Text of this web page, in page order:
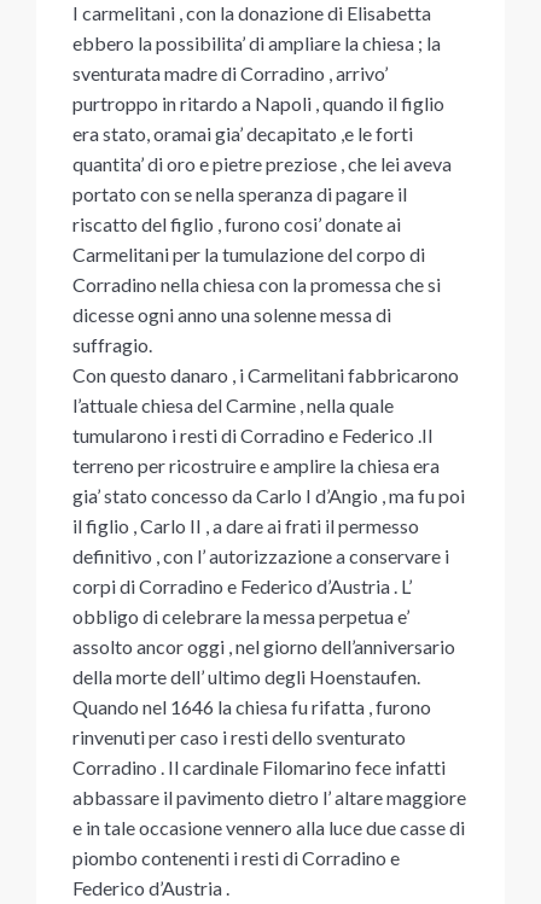
I carmelitani , con la donazione di Elisabetta
ebbero la possibilita’ di ampliare la chiesa ; la
sventurata madre di Corradino , arrivo’
purtroppo in ritardo a Napoli , quando il figlio
era stato, oramai gia’ decapitato ,e le forti
quantita’ di oro e pietre preziose , che lei aveva
portato con se nella speranza di pagare il
riscatto del figlio , furono cosi’ donate ai
Carmelitani per la tumulazione del corpo di
Corradino nella chiesa con la promessa che si
dicesse ogni anno una solenne messa di
suffragio.
Con questo danaro , i Carmelitani fabbricarono
l’attuale chiesa del Carmine , nella quale
tumularono i resti di Corradino e Federico .Il
terreno per ricostruire e amplire la chiesa era
gia’ stato concesso da Carlo I d’Angio , ma fu poi
il figlio , Carlo II , a dare ai frati il permesso
definitivo , con l’ autorizzazione a conservare i
corpi di Corradino e Federico d’Austria . L’
obbligo di celebrare la messa perpetua e’
assolto ancor oggi , nel giorno dell’anniversario
della morte dell’ ultimo degli Hoenstaufen.
Quando nel 1646 la chiesa fu rifatta , furono
rinvenuti per caso i resti dello sventurato
Corradino . Il cardinale Filomarino fece infatti
abbassare il pavimento dietro l’ altare maggiore
e in tale occasione vennero alla luce due casse di
piombo contenenti i resti di Corradino e
Federico d’Austria .